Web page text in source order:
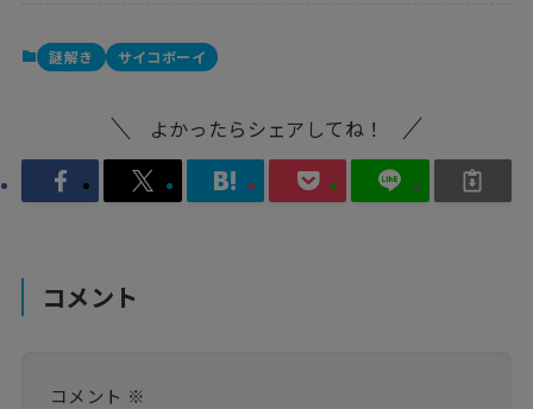
謎解き サイコボーイ
よかったらシェアしてね！
コメント
コメント ※